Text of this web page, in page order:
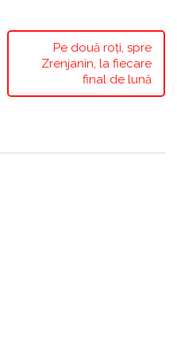
Pe două roți, spre
Zrenjanin, la fiecare
final de lună